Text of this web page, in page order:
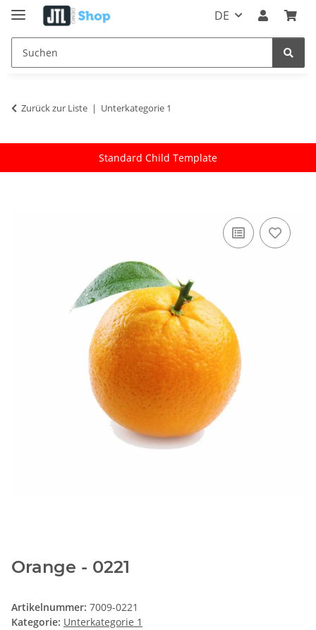
DE
Zurück zur Liste Unterkategorie 1
Standard Child Template
Orange - 0221
Artikelnummer: 7009-0221
Kategorie: Unterkategorie 1